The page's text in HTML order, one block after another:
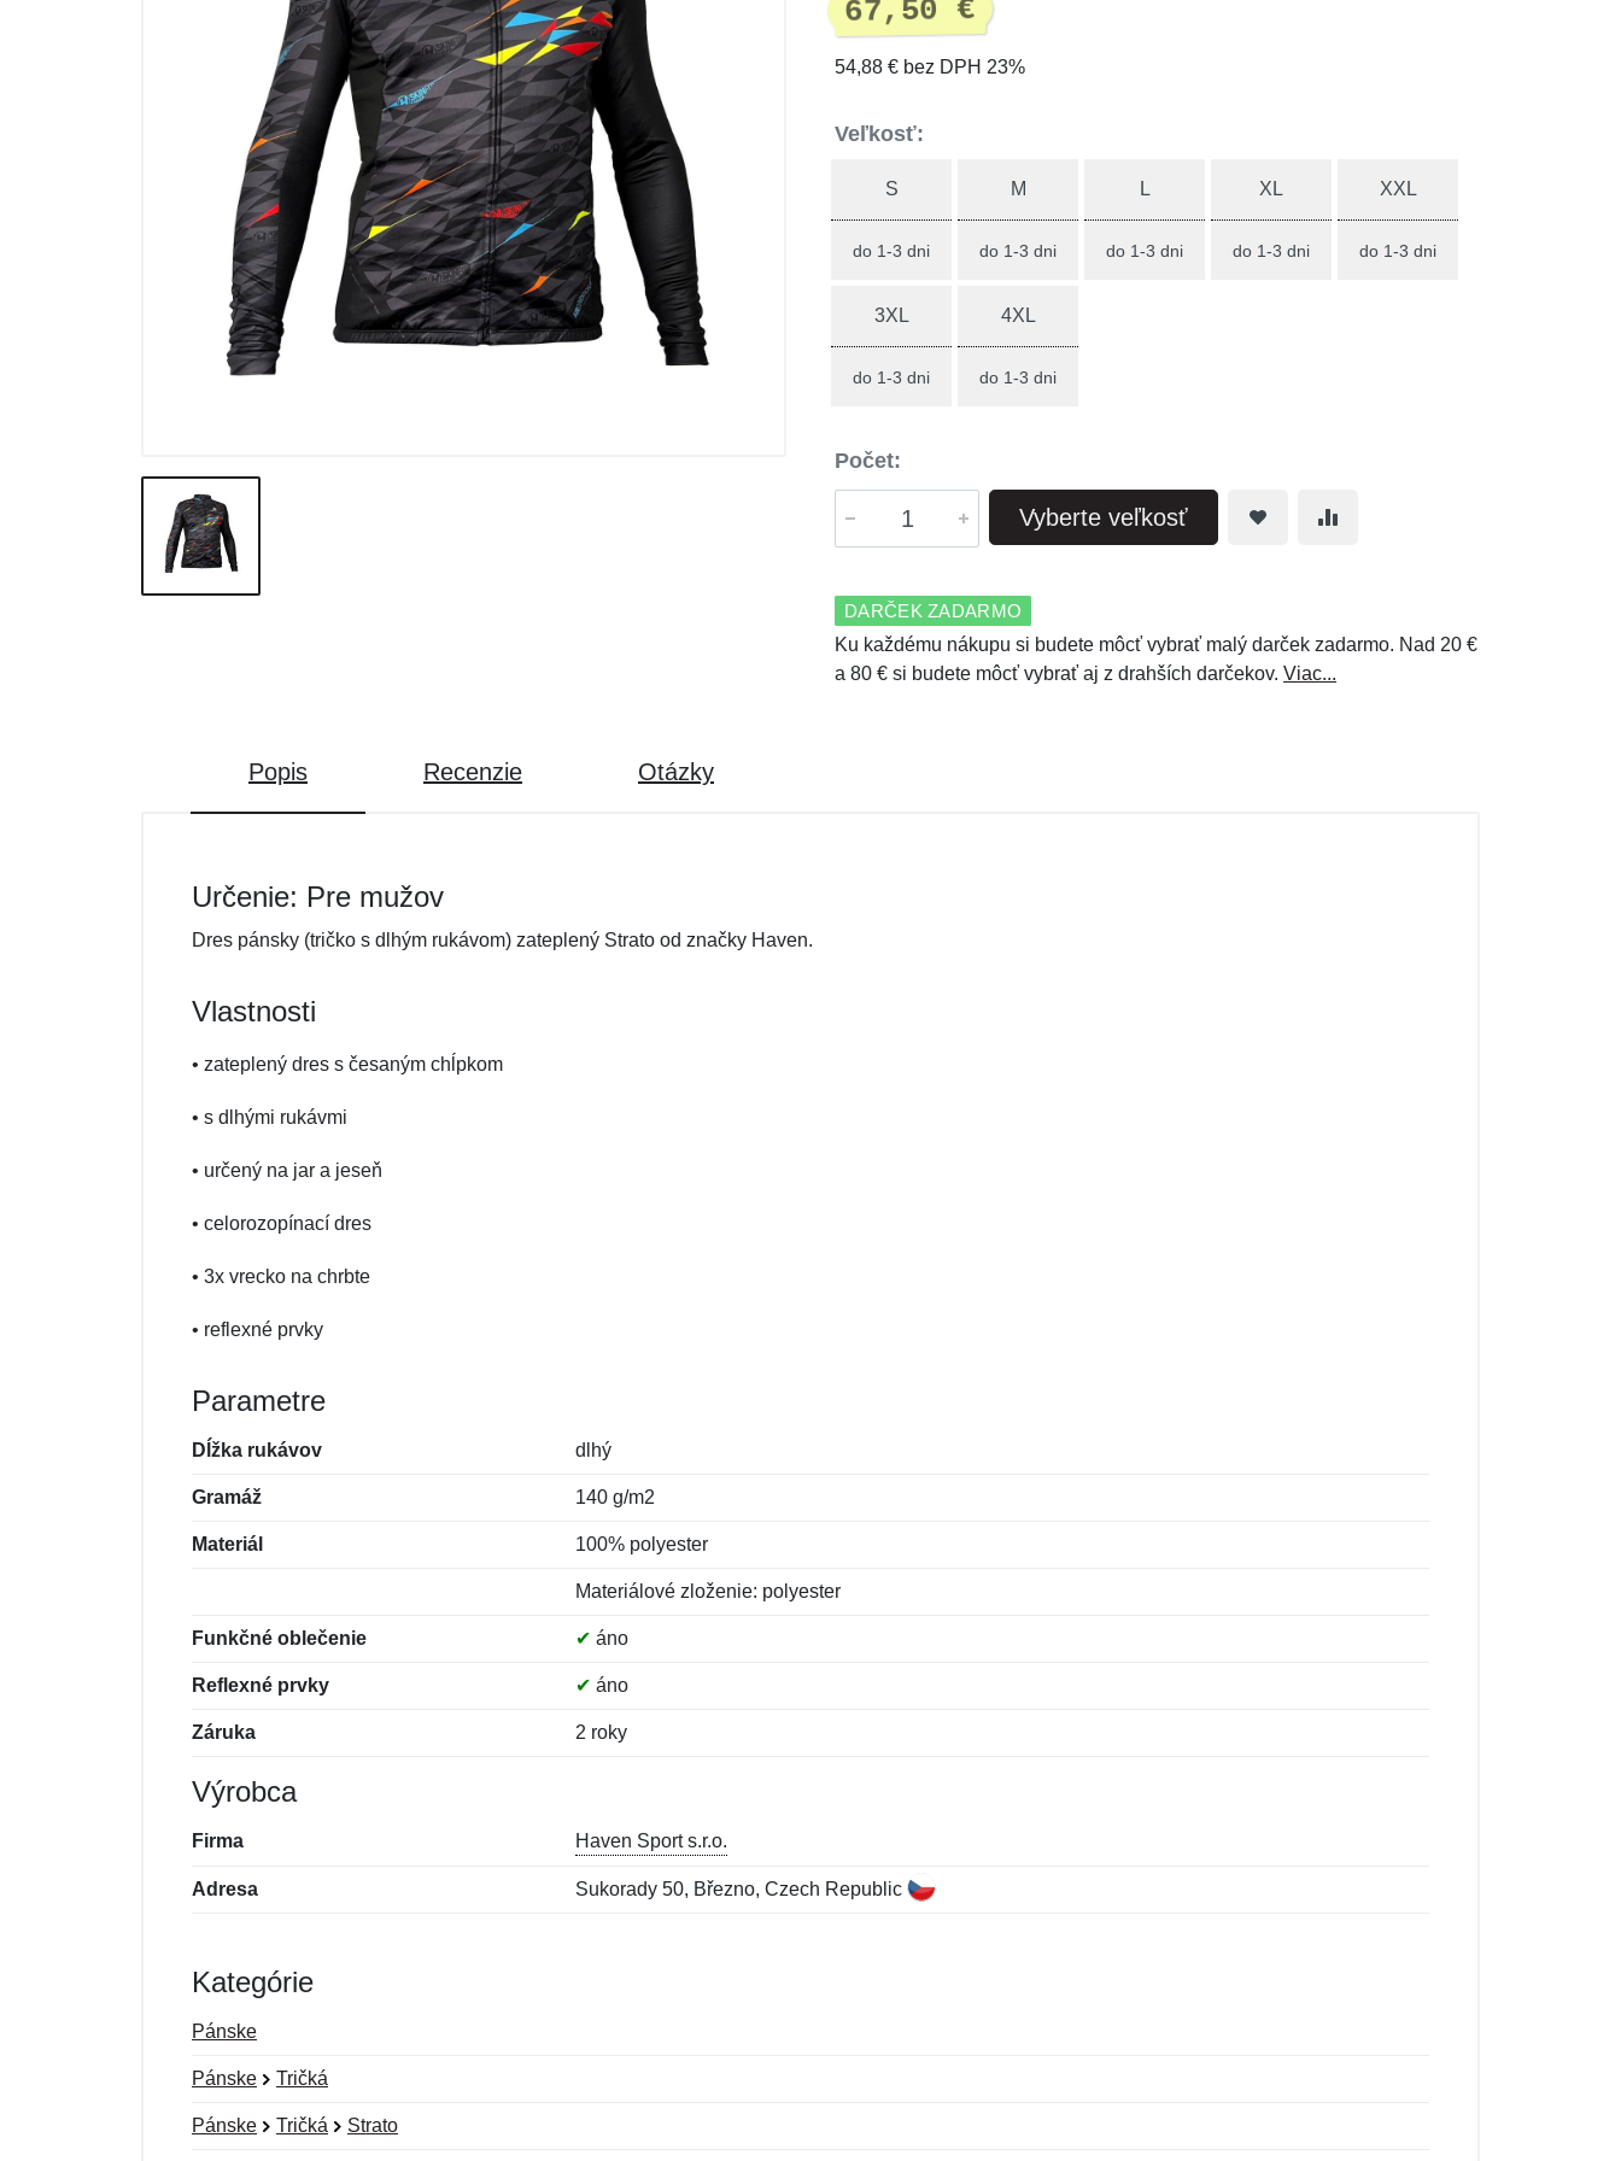
67,50 €
54,88 € bez DPH 23%
Veľkosť:
S
do 1-3 dni
M
do 1-3 dni
L
do 1-3 dni
XL
do 1-3 dni
XXL
do 1-3 dni
3XL
do 1-3 dni
4XL
do 1-3 dni
Počet:
Vyberte veľkosť
DARČEK ZADARMO
Ku každému nákupu si budete môcť vybrať malý darček zadarmo. Nad 20 €
a 80 € si budete môcť vybrať aj z drahších darčekov. Viac...
Popis Recenzie Otázky
Určenie: Pre mužov
Dres pánsky (tričko s dlhým rukávom) zateplený Strato od značky Haven.
Vlastnosti
• zateplený dres s česaným chĺpkom
• s dlhými rukávmi
• určený na jar a jeseň
• celorozopínací dres
• 3x vrecko na chrbte
• reflexné prvky
Parametre
Dĺžka rukávov dlhý
Gramáž 140 g/m2
Materiál 100% polyester
Materiálové zloženie: polyester
Funkčné oblečenie ✔ áno
Reflexné prvky ✔ áno
Záruka 2 roky
Výrobca
Firma Haven Sport s.r.o.
Adresa Sukorady 50, Březno, Czech Republic
Kategórie
Pánske
Pánske Tričká
Pánske Tričká Strato